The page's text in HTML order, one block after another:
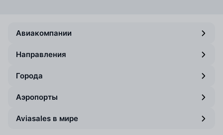
Авиакомпании
Направления
Города
Аэропорты
Aviasales в мире